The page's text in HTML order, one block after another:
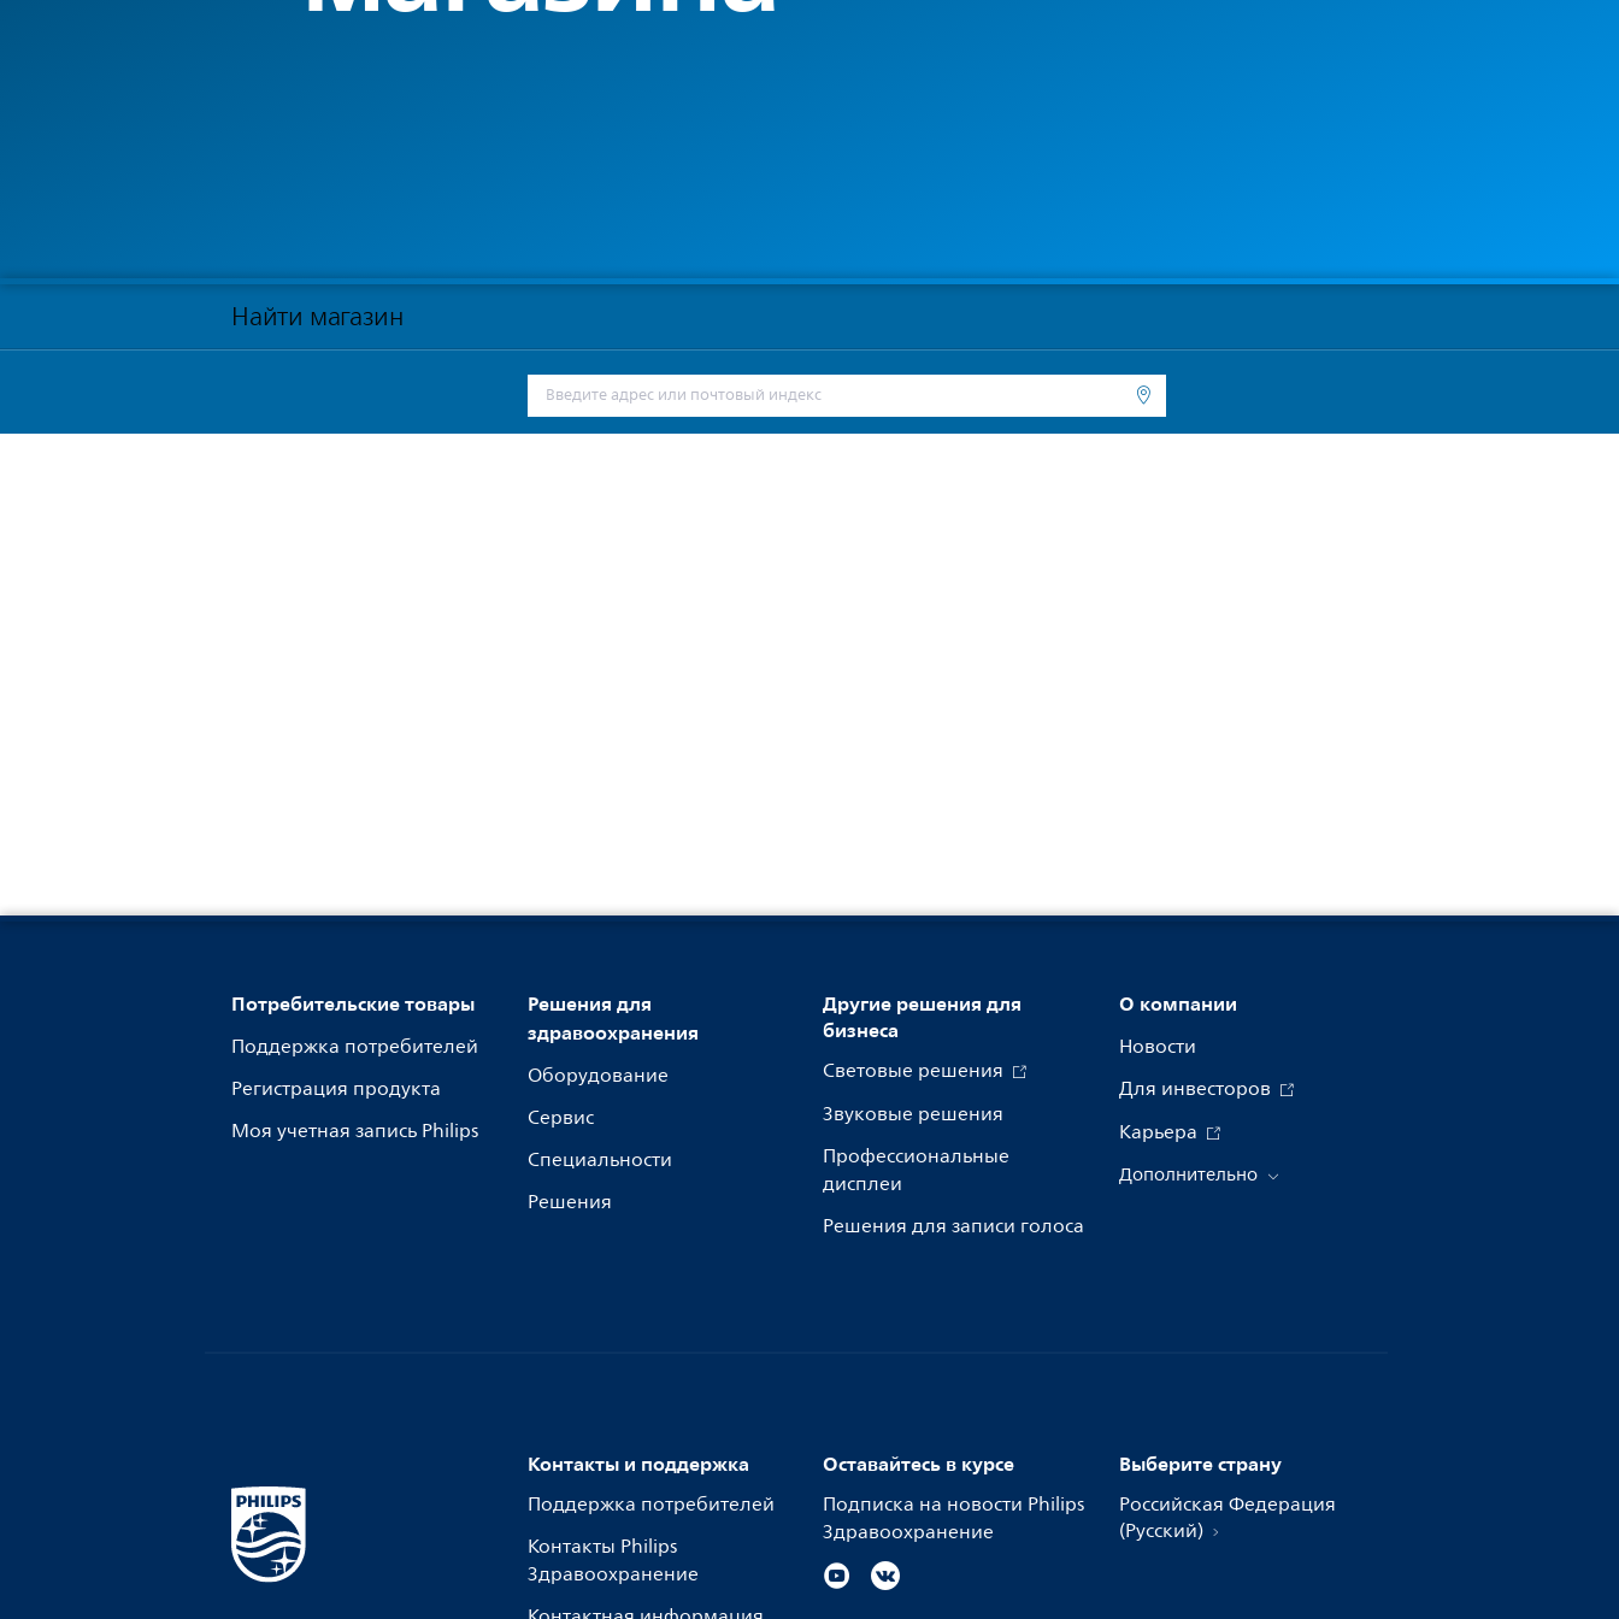
Найти магазин
Потребительские товары
Поддержка потребителей
Регистрация продукта
Моя учетная запись Philips
Решения для
здравоохранения
Оборудование
Сервис
Специальности
Решения
Другие решения для
бизнеса
Световые решения
Звуковые решения
Профессиональные
дисплеи
Решения для записи голоса
О компании
Новости
Для инвесторов
Карьера
Дополнительно
Контакты и поддержка
Поддержка потребителей
Контакты Philips
Здравоохранение
Оставайтесь в курсе
Подписка на новости Philips
Здравоохранение
Выберите страну
Российская Федерация
(Русский)